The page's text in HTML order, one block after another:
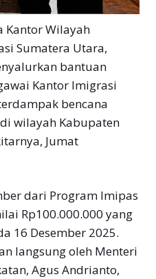
Kantor Wilayah
Sumatera Utara,
bantuan
Kantor Imigrasi
bencana
wilayah Kabupaten
Jumat
dari Program Imipas
Rp100.000.000 yang
16 Desember 2025.
langsung oleh Menteri
Agus Andrianto,